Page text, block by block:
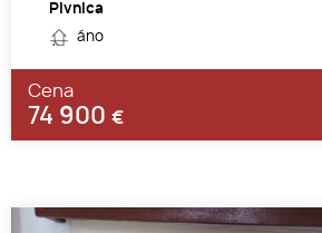
Pivnica
áno
Cena
74 900 €